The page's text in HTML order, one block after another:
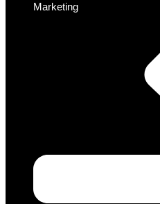
Marketing